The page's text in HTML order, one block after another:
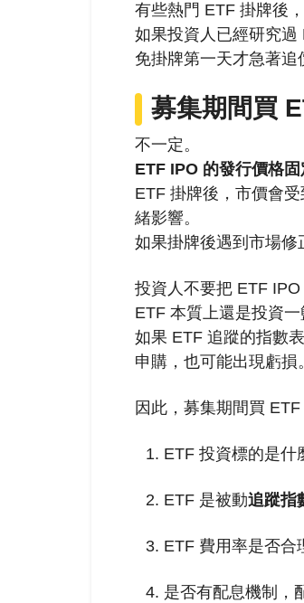
有些熱門 ETF 掛牌後
如果投資人已經研究過
免掛牌第一天才急著追
募集期間買
不一定。
ETF IPO 的發行價格固
ETF 掛牌後，市價會
緒影響。
如果掛牌後遇到市場修
投資人不要把 ETF IPO
ETF 本質上還是投資
如果 ETF 追蹤的指數
申購，也可能出現虧損。
因此，募集期間買
ETF 投資標的是什
ETF 是被動追蹤指
ETF 費用率是否合
是否有配息機制，